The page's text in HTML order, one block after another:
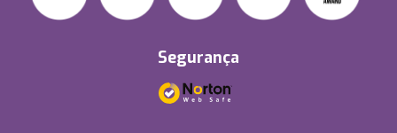
Segurança